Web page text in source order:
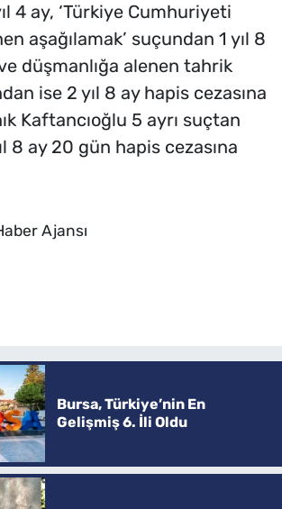
4 ay, ‘Türkiye Cumhuriyeti
aşağılamak’ suçundan 1 yıl 8
ve düşmanlığa alenen tahrik
ise 2 yıl 8 ay hapis cezasına
Kaftancıoğlu 5 ayrı suçtan
8 ay 20 gün hapis cezasına
Ajansı
Bursa, Türkiye’nin En
Gelişmiş 6. İli Oldu